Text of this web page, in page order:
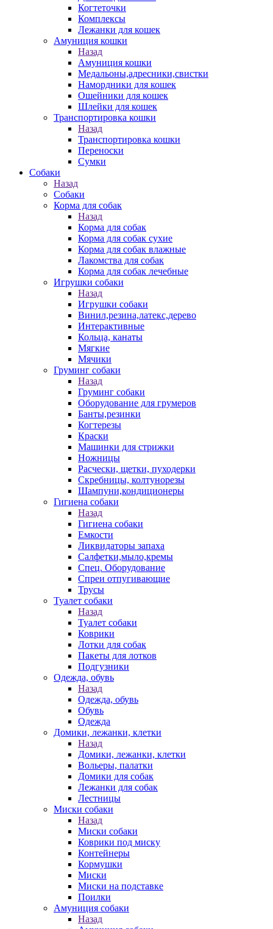
Когтеточки
Комплексы
Лежанки для кошек
Амуниция кошки
Назад
Амуниция кошки
Медальоны,адресники,свистки
Намордники для кошек
Ошейники для кошек
Шлейки для кошек
Транспортировка кошки
Назад
Транспортировка кошки
Переноски
Сумки
Собаки
Назад
Собаки
Корма для собак
Назад
Корма для собак
Корма для собак сухие
Корма для собак влажные
Лакомства для собак
Корма для собак лечебные
Игрушки собаки
Назад
Игрушки собаки
Винил,резина,латекс,дерево
Интерактивные
Кольца, канаты
Мягкие
Мячики
Груминг собаки
Назад
Груминг собаки
Оборудование для грумеров
Банты,резинки
Когтерезы
Краски
Машинки для стрижки
Ножницы
Расчески, щетки, пуходерки
Скребницы, колтунорезы
Шампуни,кондиционеры
Гигиена собаки
Назад
Гигиена собаки
Емкости
Ликвидаторы запаха
Салфетки,мыло,кремы
Спец. Оборудование
Спреи отпугивающие
Трусы
Туалет собаки
Назад
Туалет собаки
Коврики
Лотки для собак
Пакеты для лотков
Подгузники
Одежда, обувь
Назад
Одежда, обувь
Обувь
Одежда
Домики, лежанки, клетки
Назад
Домики, лежанки, клетки
Вольеры, палатки
Домики для собак
Лежанки для собак
Лестницы
Миски собаки
Назад
Миски собаки
Коврики под миску
Контейнеры
Кормушки
Миски
Миски на подставке
Поилки
Амуниция собаки
Назад